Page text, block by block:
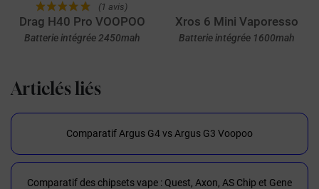
(1 avis)
Drag H40 Pro VOOPOO
Batterie intégrée 2450mah
Xros 6 Mini Vaporesso
Batterie intégrée 1600mah
Articlés liés
Comparatif Argus G4 vs Argus G3 Voopoo
Comparatif des chipsets vape : Quest, Axon, AS Chip et Gene